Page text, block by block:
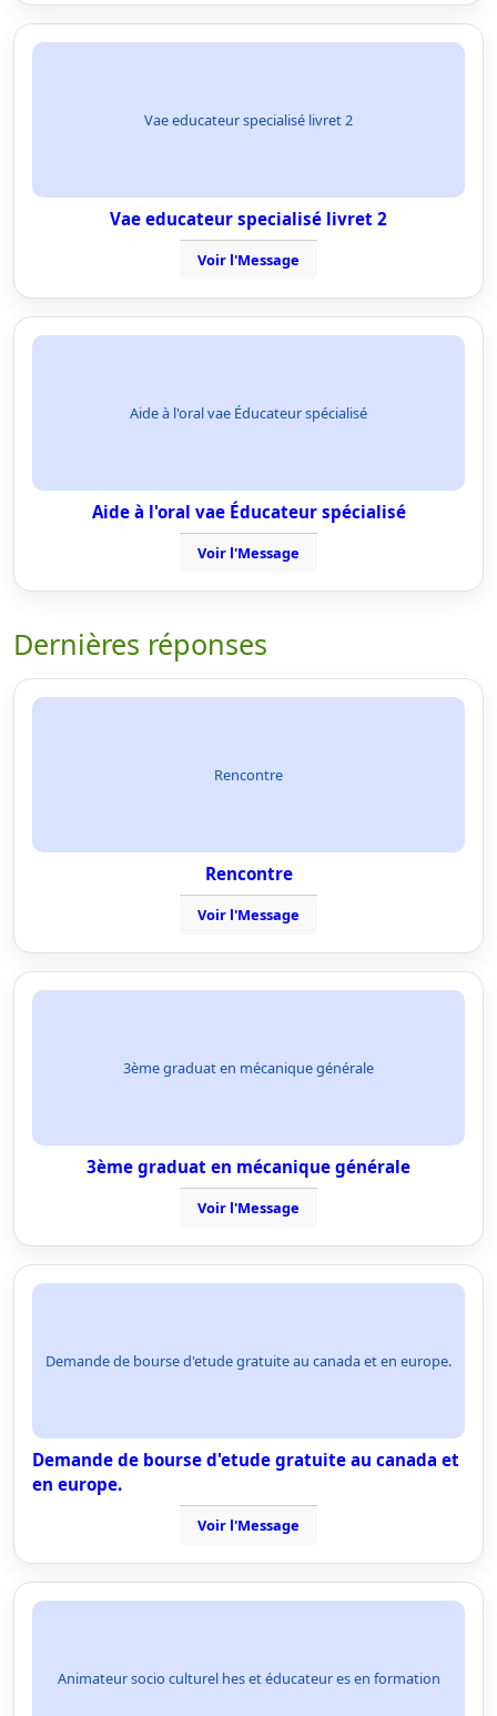
Vae educateur specialisé livret 2
Vae educateur specialisé livret 2
Voir l'Message
Aide à l'oral vae Éducateur spécialisé
Aide à l'oral vae Éducateur spécialisé
Voir l'Message
Dernières réponses
Rencontre
Rencontre
Voir l'Message
3ème graduat en mécanique générale
3ème graduat en mécanique générale
Voir l'Message
Demande de bourse d'etude gratuite au canada et en europe.
Demande de bourse d'etude gratuite au canada et
en europe.
Voir l'Message
Animateur socio culturel hes et éducateur es en formation